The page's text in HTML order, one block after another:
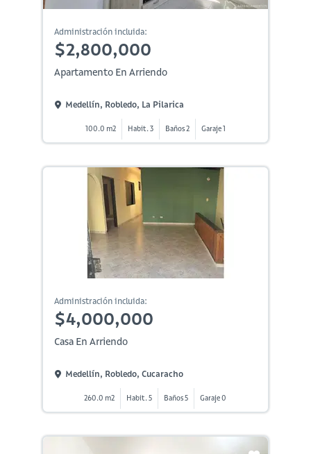
Administración incluida:
$2,800,000
Apartamento En Arriendo
Medellín, Robledo, La Pilarica
100.0 m2 Habit. 3 Baños 2 Garaje 1
Administración incluida:
$4,000,000
Casa En Arriendo
Medellín, Robledo, Cucaracho
260.0 m2 Habit. 5 Baños 5 Garaje 0